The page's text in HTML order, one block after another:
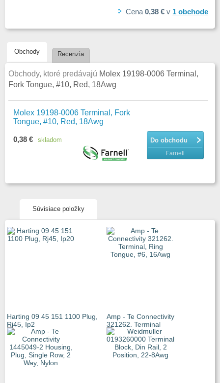
Cena 0,38 € v 1 obchode
Obchody Recenzia
Obchody, ktoré predávajú Molex 19198-0006 Terminal,
Fork Tongue, #10, Red, 18Awg
Molex 19198-0006 Terminal, Fork
Tongue, #10, Red, 18Awg
Do obchodu
Farnell
0,38 € skladom
Súvisiace položky
Harting 09 45 151 1100 Plug,
Rj45, Ip2
Amp - Te Connectivity
321262. Terminal